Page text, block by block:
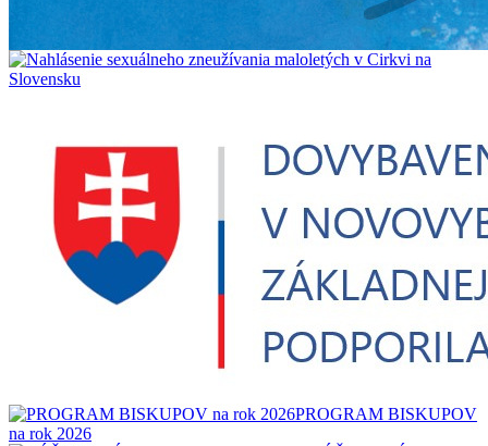
PROGRAM BISKUPOV
na rok 2026